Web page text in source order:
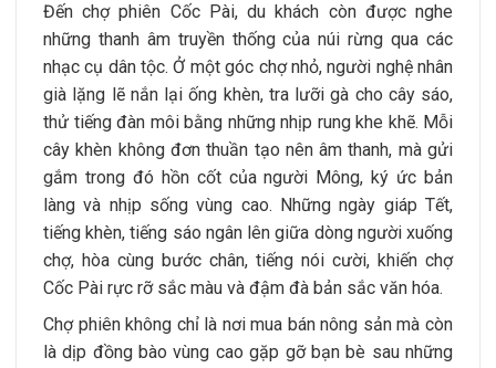
Đến chợ phiên Cốc Pài, du khách còn được nghe
những thanh âm truyền thống của núi rừng qua các
nhạc cụ dân tộc. Ở một góc chợ nhỏ, người nghệ nhân
già lặng lẽ nắn lại ống khèn, tra lưỡi gà cho cây sáo,
thử tiếng đàn môi bằng những nhịp rung khe khẽ. Mỗi
cây khèn không đơn thuần tạo nên âm thanh, mà gửi
gắm trong đó hồn cốt của người Mông, ký ức bản
làng và nhịp sống vùng cao. Những ngày giáp Tết,
tiếng khèn, tiếng sáo ngân lên giữa dòng người xuống
chợ, hòa cùng bước chân, tiếng nói cười, khiến chợ
Cốc Pài rực rỡ sắc màu và đậm đà bản sắc văn hóa.
Chợ phiên không chỉ là nơi mua bán nông sản mà còn
là dịp đồng bào vùng cao gặp gỡ bạn bè sau những